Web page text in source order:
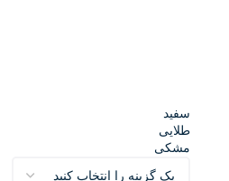
سفید
طلایی
مشکی